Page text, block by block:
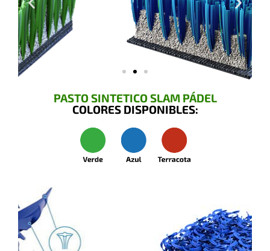
PASTO SINTETICO SLAM PÁDEL
COLORES DISPONIBLES: